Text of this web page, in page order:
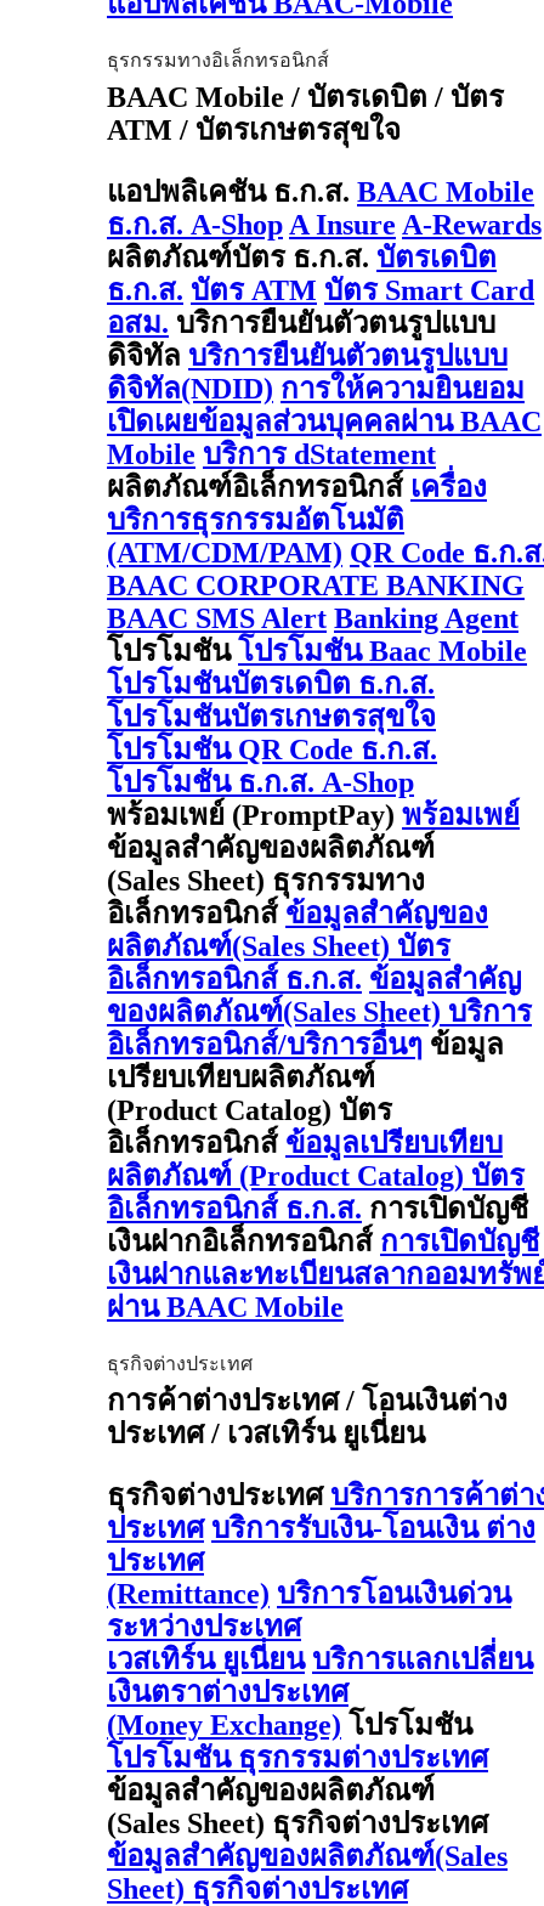
ธุรกรรมทางอิเล็กทรอนิกส์
BAAC Mobile / บัตรเดบิต / บัตร
ATM / บัตรเกษตรสุขใจ
แอปพลิเคชัน ธ.ก.ส. BAAC Mobile
ธ.ก.ส. A-Shop A Insure A-Rewards
ผลิตภัณฑ์บัตร ธ.ก.ส. บัตรเดบิต
ธ.ก.ส. บัตร ATM บัตร Smart Card
อสม. บริการยืนยันตัวตนรูปแบบ
ดิจิทัล บริการยืนยันตัวตนรูปแบบ
ดิจิทัล(NDID) การให้ความยินยอม
เปิดเผยข้อมูลส่วนบุคคลผ่าน BAAC
Mobile บริการ dStatement
ผลิตภัณฑ์อิเล็กทรอนิกส์ เครื่อง
บริการธุรกรรมอัตโนมัติ
(ATM/CDM/PAM) QR Code ธ.ก.
BAAC CORPORATE BANKING
BAAC SMS Alert Banking Agent
โปรโมชัน โปรโมชัน Baac Mobile
โปรโมชันบัตรเดบิต ธ.ก.ส.
โปรโมชันบัตรเกษตรสุขใจ
โปรโมชัน QR Code ธ.ก.ส.
โปรโมชัน ธ.ก.ส. A-Shop
พร้อมเพย์ (PromptPay) พร้อมเพย์
ข้อมูลสำคัญของผลิตภัณฑ์
(Sales Sheet) ธุรกรรมทาง
อิเล็กทรอนิกส์ ข้อมูลสำคัญของ
ผลิตภัณฑ์(Sales Sheet) บัตร
อิเล็กทรอนิกส์ ธ.ก.ส. ข้อมูลสำคัญ
ของผลิตภัณฑ์(Sales Sheet) บริการ
อิเล็กทรอนิกส์/บริการอื่นๆ ข้อมูล
เปรียบเทียบผลิตภัณฑ์
(Product Catalog) บัตร
อิเล็กทรอนิกส์ ข้อมูลเปรียบเทียบ
ผลิตภัณฑ์ (Product Catalog) บัตร
อิเล็กทรอนิกส์ ธ.ก.ส. การเปิดบัญชี
เงินฝากอิเล็กทรอนิกส์ การเปิดบัญชี
เงินฝากและทะเบียนสลากออมทรัพ
ผ่าน BAAC Mobile
ธุรกิจต่างประเทศ
การค้าต่างประเทศ / โอนเงินต่าง
ประเทศ / เวสเทิร์น ยูเนี่ยน
ธุรกิจต่างประเทศ บริการการค้าต่า
ประเทศ บริการรับเงิน-โอนเงิน ต่าง
ประเทศ
(Remittance) บริการโอนเงินด่วน
ระหว่างประเทศ
เวสเทิร์น ยูเนี่ยน บริการแลกเปลี่ยน
เงินตราต่างประเทศ
(Money Exchange) โปรโมชัน
โปรโมชัน ธุรกรรมต่างประเทศ
ข้อมูลสำคัญของผลิตภัณฑ์
(Sales Sheet) ธุรกิจต่างประเทศ
ข้อมูลสำคัญของผลิตภัณฑ์(Sales
Sheet) ธุรกิจต่างประเทศ